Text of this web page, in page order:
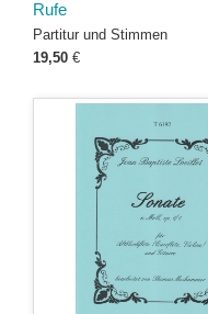
Rufe
Partitur und Stimmen
19,50 €